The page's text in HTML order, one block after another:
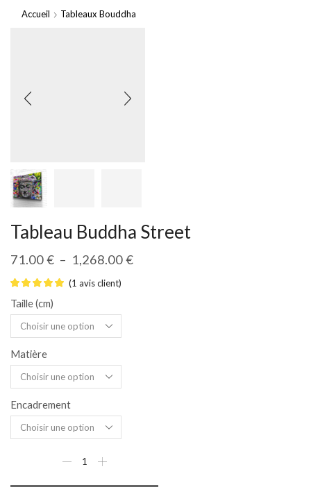
Accueil Tableaux Bouddha
Tableau Buddha Street
71.00€ – 1,268.00€
(1 avis client)
Taille (cm)
Matière
Encadrement